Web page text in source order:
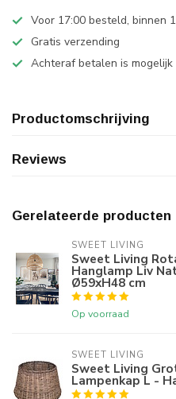
Voor 17:00 besteld, binnen
Gratis verzending
Achteraf betalen is mogelijk
Productomschrijving
Reviews
Gerelateerde producten
SWEET LIVING
Sweet Living
Hanglamp Liv
Ø59xH48 cm
Op voorraad
SWEET LIVING
Sweet Living
Lampenkap L -